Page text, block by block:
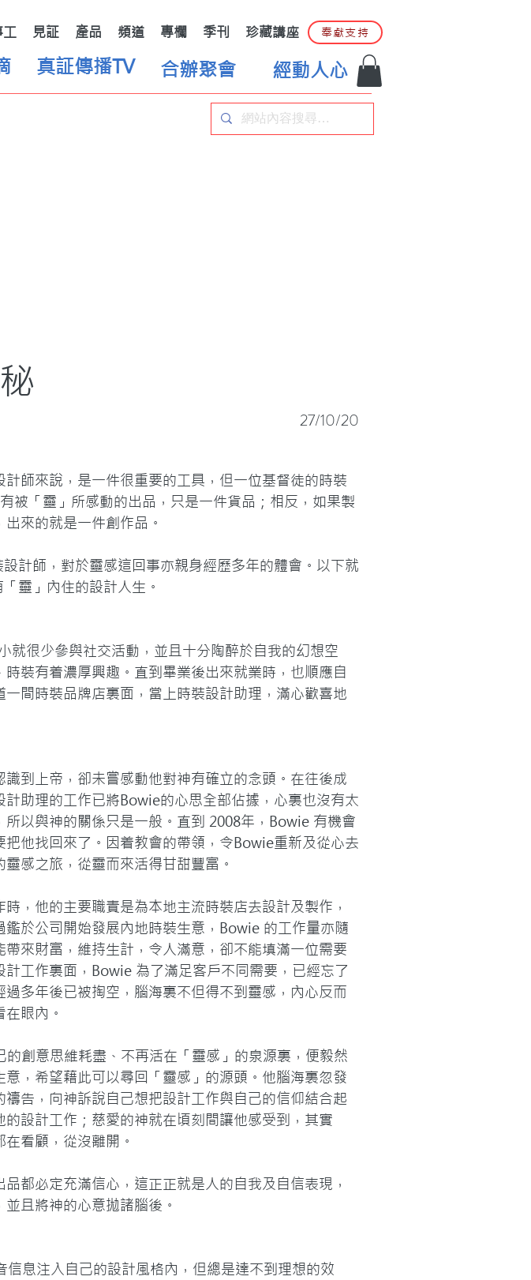
工 見証 產品 頻道 專欄 季刊 珍藏講座 奉獻支持
真証傳播TV 合辦聚會 經動人心
27/10/20
師來說，是一件很重要的工具，但一位基督徒的時裝
被「靈」所感動的出品，只是一件貨品；相反，如果製
來的就是一件創作品。
計師，對於靈感這回事亦親身經歷多年的體會。以下就
靈」內住的設計人生。
就很少參與社交活動，並且十分陶醉於自我的幻想空
時裝有着濃厚興趣。直到畢業後出來就業時，也順應自
間時裝品牌店裏面，當上時裝設計助理，滿心歡喜地
識到上帝，卻未嘗感動他對神有確立的念頭。在往後成
助理的工作已將Bowie的心思全部佔據，心裏也沒有太
以與神的關係只是一般。直到 2008年，Bowie 有機會
他找回來了。因着教會的帶領，令Bowie重新及從心去
感之旅，從靈而來活得甘甜豐富。
，他的主要職責是為本地主流時裝店去設計及製作，
於公司開始發展內地時裝生意，Bowie 的工作量亦隨
帶來財富，維持生計，令人滿意，卻不能填滿一位需要
工作裏面，Bowie 為了滿足客戶不同需要，已經忘了
多年後已被掏空，腦海裏不但得不到靈感，內心反而
眼內。
創意思維耗盡、不再活在「靈感」的泉源裏，便毅然
，希望藉此可以尋回「靈感」的源頭。他腦海裏忽發
告，向神訴說自己想把設計工作與自己的信仰結合起
設計工作；慈愛的神就在頃刻間讓他感受到，其實
在看顧，從沒離開。
都必定充滿信心，這正正就是人的自我及自信表現，
且將神的心意拋諸腦後。
信息注入自己的設計風格內，但總是達不到理想的效